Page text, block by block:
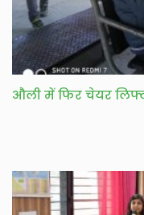
औली में फिर चेयर